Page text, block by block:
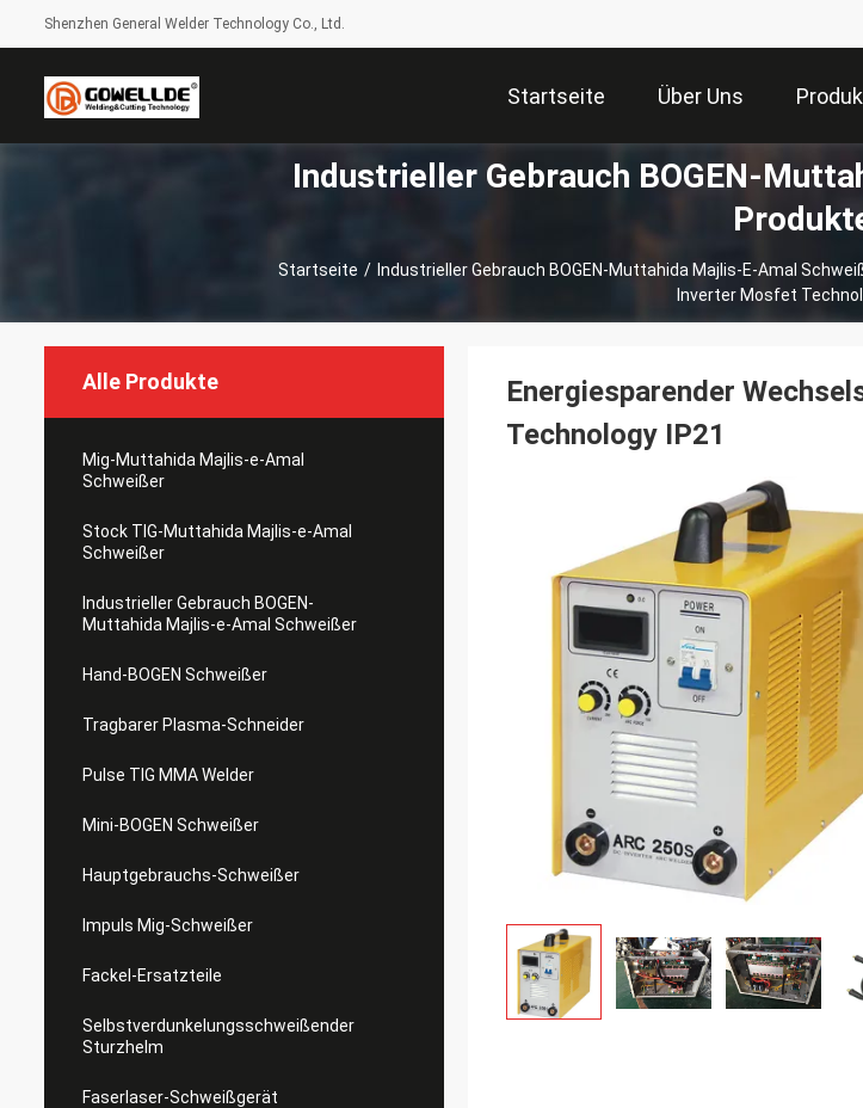
Shenzhen General Welder Technology Co., Ltd.
Startseite Über Uns
Industrieller Gebrauch BOGEN-
Startseite / Industrieller Gebrauch BOGEN-Muttahida Majlis-E-Amal
Inverter Mosfet
Alle Produkte
Mig-Muttahida Majlis-e-Amal
Schweißer
Stock TIG-Muttahida Majlis-e-Amal
Schweißer
Industrieller Gebrauch BOGEN-
Muttahida Majlis-e-Amal Schweißer
Hand-BOGEN Schweißer
Tragbarer Plasma-Schneider
Pulse TIG MMA Welder
Mini-BOGEN Schweißer
Hauptgebrauchs-Schweißer
Impuls Mig-Schweißer
Fackel-Ersatzteile
Selbstverdunkelungsschweißender
Sturzhelm
Faserlaser-Schweißgerät
Energiesparender
Technology IP21